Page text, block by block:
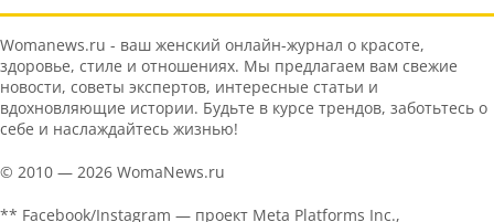
Womanews.ru - ваш женский онлайн-журнал о красоте,
здоровье, стиле и отношениях. Мы предлагаем вам свежие
новости, советы экспертов, интересные статьи и
вдохновляющие истории. Будьте в курсе трендов, заботьтесь о
себе и наслаждайтесь жизнью!
© 2010 — 2026 WomaNews.ru
** Facebook/Instagram — проект Meta Platforms Inc.,